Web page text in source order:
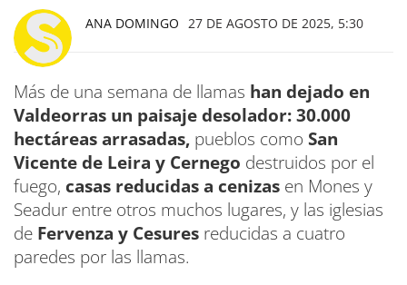
ANA DOMINGO 27 DE AGOSTO DE 2025, 5:30
Más de una semana de llamas han dejado en
Valdeorras un paisaje desolador:30.000
hectáreas arrasadas, pueblos como San
Vicente de Leira y Cernego destruidos por el
fuego, casas reducidas a cenizas en Mones y
Seadur entre otros muchos lugares, y las iglesias
de Fervenza y Cesures reducidas a cuatro
paredes por las llamas.